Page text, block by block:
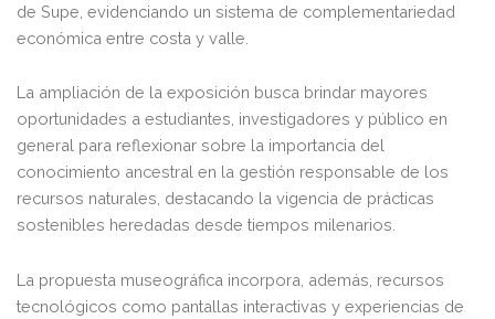
de Supe, evidenciando un sistema de complementariedad
económica entre costa y valle.
La ampliación de la exposición busca brindar mayores
oportunidades a estudiantes, investigadores y público en
general para reflexionar sobre la importancia del
conocimiento ancestral en la gestión responsable de los
recursos naturales, destacando la vigencia de prácticas
sostenibles heredadas desde tiempos milenarios.
La propuesta museográfica incorpora, además, recursos
tecnológicos como pantallas interactivas y experiencias de